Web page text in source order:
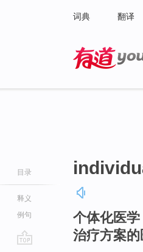
词典 翻译
目录
释义
例句
个体化医
治疗方案的